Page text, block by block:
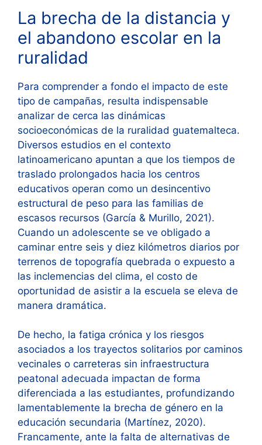
La brecha de la distancia y
el abandono escolar en la
ruralidad
Para comprender a fondo el impacto de este
tipo de campañas, resulta indispensable
analizar de cerca las dinámicas
socioeconómicas de la ruralidad guatemalteca.
Diversos estudios en el contexto
latinoamericano apuntan a que los tiempos de
traslado prolongados hacia los centros
educativos operan como un desincentivo
estructural de peso para las familias de
escasos recursos (García & Murillo, 2021).
Cuando un adolescente se ve obligado a
caminar entre seis y diez kilómetros diarios por
terrenos de topografía quebrada o expuesto a
las inclemencias del clima, el costo de
oportunidad de asistir a la escuela se eleva de
manera dramática.
De hecho, la fatiga crónica y los riesgos
asociados a los trayectos solitarios por caminos
vecinales o carreteras sin infraestructura
peatonal adecuada impactan de forma
diferenciada a las estudiantes, profundizando
lamentablemente la brecha de género en la
educación secundaria (Martínez, 2020).
Francamente, ante la falta de alternativas de